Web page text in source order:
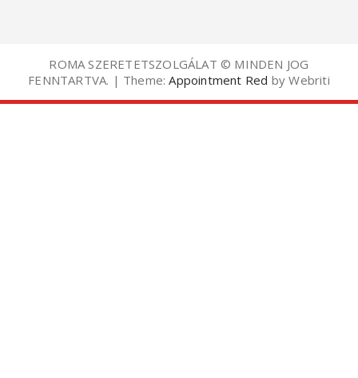
ROMA SZERETETSZOLGÁLAT © MINDEN JOG
FENNTARTVA. | Theme: Appointment Red by Webriti